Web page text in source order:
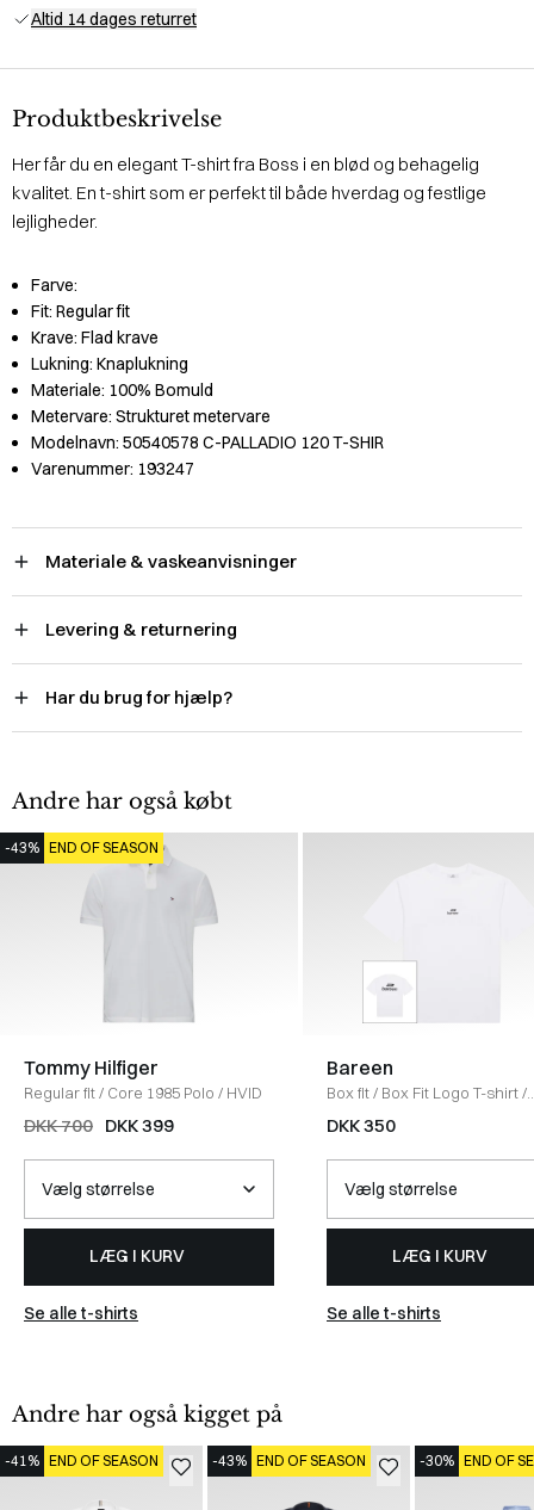
Altid 14 dages returret
Produktbeskrivelse
Her får du en elegant T-shirt fra Boss i en blød og behagelig
kvalitet. En t-shirt som er perfekt til både hverdag og festlige
lejligheder.
Farve:
Fit: Regular fit
Krave: Flad krave
Lukning: Knaplukning
Materiale: 100% Bomuld
Metervare: Strukturet metervare
Modelnavn: 50540578 C-PALLADIO 120 T-SHIR
Varenummer: 193247
Materiale & vaskeanvisninger
Levering & returnering
Har du brug for hjælp?
Andre har også købt
-43% END OF SEASON
Tommy Hilfiger
Regular fit/ Core 1985 Polo / HVID
DKK 700 DKK 399
LÆG I KURV
Se alle t-shirts
Bareen
Box fit/ Box Fit Logo T-shirt/
WHITE
DKK 350
LÆG I KURV
Se alle t-shirts
Andre har også kigget på
-41% END OF SEASON -43% END OF SEASON -30% END OF